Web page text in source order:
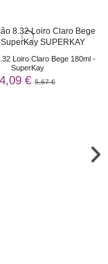
Loiro Claro Bege 180ml -
SuperKay
4,09 € 5,67 €